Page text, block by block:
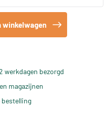
winkelwagen
werkdagen bezorgd
magazijnen
bestelling